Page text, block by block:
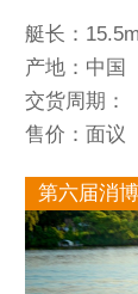
艇长：15.5m
产地：中国
交货周期：
售价：面议
第六届消